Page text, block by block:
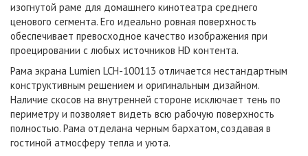
изогнутой раме для домашнего кинотеатра cреднего
ценового сегмента. Его идеально ровная поверхность
обеспечивает превосходное качество изображения при
проецировании с любых источников HD контента.
Рама экрана Lumien LCH-100113 отличается нестандартным
конструктивным решением и оригинальным дизайном.
Наличие скосов на внутренней стороне исключает тень по
периметру и позволяет видеть всю рабочую поверхность
полностью. Рама отделана черным бархатом, создавая в
гостиной атмосферу тепла и уюта.